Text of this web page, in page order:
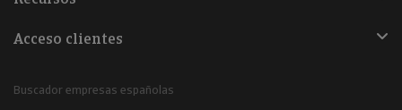
Acceso clientes
Buscador empresas españolas